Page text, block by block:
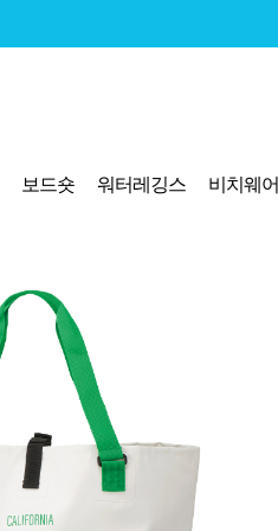
보드숏 워터레깅스 비치웨어